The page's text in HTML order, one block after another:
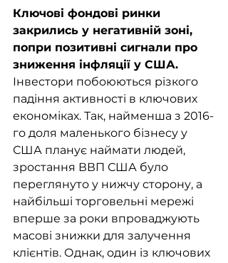
Ключові фондові ринки
закрились у негативній зоні,
попри позитивні сигнали про
зниження інфляції у США.
Інвестори побоюються різкого
падіння активності в ключових
економіках. Так, найменша з 2016-
го доля маленького бізнесу у
США планує наймати людей,
зростання ВВП США було
переглянуто у нижчу сторону, а
найбільші торговельні мережі
вперше за роки впроваджують
масові знижки для залучення
клієнтів. Однак, один із ключових